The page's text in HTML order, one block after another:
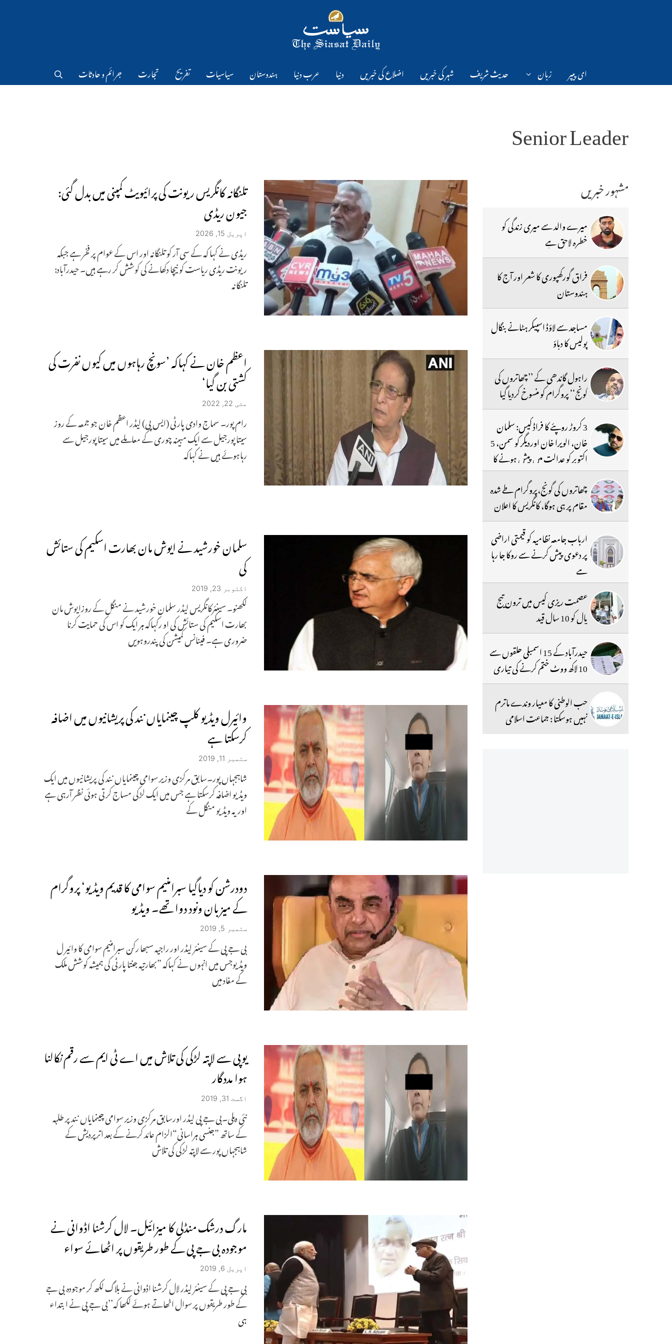
ای پیپر زبان حدیث شریف شہر کی خبریں اضلاع کی خبریں دنیا عرب دنیا ہندوستان سیاسیات تفریح تجارت جرائم و حادثات
Senior Leader
تلنگانہ کانگریس ریونت کی پرائیویٹ کمپنی میں بدل گئی:
جیون ریڈی
اپریل 15, 2026
ریڈی نے کہا کہ کے سی آر کو تلنگانہ اور اس کے عوام پر فخر ہے جبکہ
ریونت ریڈی ریاست کو نیچا دکھانے کی کوشش کر رہے ہیں۔ حیدرآباد:
تلنگانہ
اعظم خان نے کہاکہ ’سونچ رہاہوں میں کیوں نفرت کی
کشتی بن گیا‘
مئی 22, 2022
رام پور۔ سماج وادی پارٹی (ایس پی) لیڈر اعظم خان جو جمعہ کے روز
سیتا پورجیل سے ایک مبینہ چوری کے معاملے میں سیتا پورجیل سے
رہاہوئے ہیں نے کہاکہ
سلمان خورشید نے ایوش مان بھارت اسکیم کی ستائش
کی
اکتوبر 23, 2019
لکھنو۔ سینئرکانگریس لیڈر سلمان خورشید نے منگل کے روزایوش مان
بھارت اسکیم کی ستائش کی او رکہاکہ ہر ایک کو اس کی حمایت کرنا
ضروری ہے۔ فینانس کمیشن کی پندروہویں
وائیرل ویڈیو کلپ چینمایاں نند کی پریشانیوں میں اضافہ
کرسکتا ہے
ستمبر 11, 2019
شاہجہاں پور۔سابق مرکزی وزیر سوامی چینمایاں نند کی پریشانیوں میں ایک
ویڈیو اضافہ کرسکتا ہے جس میں ایک لڑکی مساج کرتی ہوئی نظر آرہی ہے
اور یہ ویڈیو منگل کے
دودرشن کو دیاگیا سبرامنیم سوامی کا قدیم ویڈیو‘ پروگرام
کے میزبان ونود دوا تھے۔ ویڈیو
ستمبر 5, 2019
بی جے پی کے سینئر لیڈر اور راجیہ سبھا رکن سبرامنیم سوامی کا وائیر ل
ویڈیوجس میں انہوں نے کہاکہ ”بھارتیہ جنتا پارٹی کی ہمیشہ کوشش ملک
کے مفاد میں
یوپی سے لاپتہ لڑکی کی تلاش میں اے ٹی ایم سے رقم نکالنا
ہوا مددگار
اگست 31, 2019
نئی دہلی۔بی جے پی لیڈر اورسابق مرکزی وزیر سوامی چینمایاں نند پر طلبہ
کے ساتھ ”جنسی ہراسانی“الزام عائد کرنے کے بعد اترپردیش کے
شاہجہاں پور سے لاپتہ لڑکی کی تلاش
مارگ درشک منڈلی کا میزائیل۔ لال کرشنا اڈوانی نے
موجودہ بی جے پی کے طور طریقوں پر اٹھائے سواء
اپریل 6, 2019
بی جے پی کے سینئر لیڈر لال کرشنا اڈوانی نے بلاگ لکھ کر موجودہ بی جے
کے طور طریقوں پر سوال اٹھاتے ہوئے لکھا کہ’’بی جے پی نے ابتداء
ہی
مشہور خبریں
میرے والد سے میری زندگی کو
خطرہ لاحق ہے
فراق گورکھپوری کا شعر اور آج کا
ہندوستان
مساجد سے لاؤڈ اسپیکر ہٹانے بنگال
پولیس کا دباؤ
راہول گاندھی کے ’’چھاتروں کی
گونج‘‘ پروگرام کو منسوخ کردیا گیا
3 کروڑ روپئے کا فراڈ کیس: سلمان
خان، الویرا خان اوردیگر کو سمن، 5
اکتوبر کو عدالت میں پیش ہونے کا
حکم
چھاتروں کی گونج،پروگرام طے شدہ
مقام پر ہی ہوگا، کانگریس کا اعلان
ارباب جامعہ نظامیہ کو قیمتی اراضی
پر دعوی پیش کرنے سے روکا جا رہا
ہے
عصمت ریزی کیس میں ترون تیج
پال کو 10 سال قید
حیدرآباد کے 15 اسمبلی حلقوں سے
10 لاکھ ووٹ ختم کرنے کی تیاری
حب الوطنی کا معیار وندے ماترم
نہیں ہوسکتا : جماعت اسلامی